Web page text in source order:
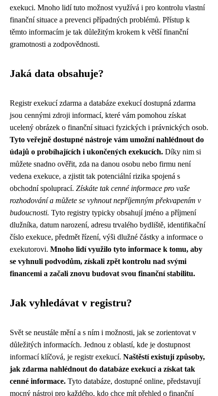
exekuci. Mnoho lidí tuto možnost využívá i pro kontrolu vlastní
finanční situace a prevenci případných problémů. Přístup k
těmto informacím je tak důležitým krokem k větší finanční
gramotnosti a zodpovědnosti.
Jaká data obsahuje?
Registr exekucí zdarma a databáze exekucí dostupná zdarma
jsou cennými zdroji informací, které vám pomohou získat
ucelený obrázek o finanční situaci fyzických i právnických osob.
Tyto veřejně dostupné nástroje vám umožní nahlédnout do
údajů o probíhajících i ukončených exekucích. Díky nim si
můžete snadno ověřit, zda na danou osobu nebo firmu není
vedena exekuce, a zjistit tak potenciální rizika spojená s
obchodní spoluprací. Získáte tak cenné informace pro vaše
rozhodování a můžete se vyhnout nepříjemným překvapením v
budoucnosti. Tyto registry typicky obsahují jméno a příjmení
dlužníka, datum narození, adresu trvalého bydliště, identifikační
číslo exekuce, předmět řízení, výši dlužné částky a informace o
exekutorovi. Mnoho lidí využilo tyto informace k tomu, aby
se vyhnuli podvodům, získali zpět kontrolu nad svými
financemi a začali znovu budovat svou finanční stabilitu.
Jak vyhledávat v registru?
Svět se neustále mění a s ním i možnosti, jak se zorientovat v
důležitých informacích. Jednou z oblastí, kde je dostupnost
informací klíčová, je registr exekucí. Naštěstí existují způsoby,
jak zdarma nahlédnout do databáze exekucí a získat tak
cenné informace. Tyto databáze, dostupné online, představují
mocný nástroj pro každého, kdo chce mít přehled o finanční